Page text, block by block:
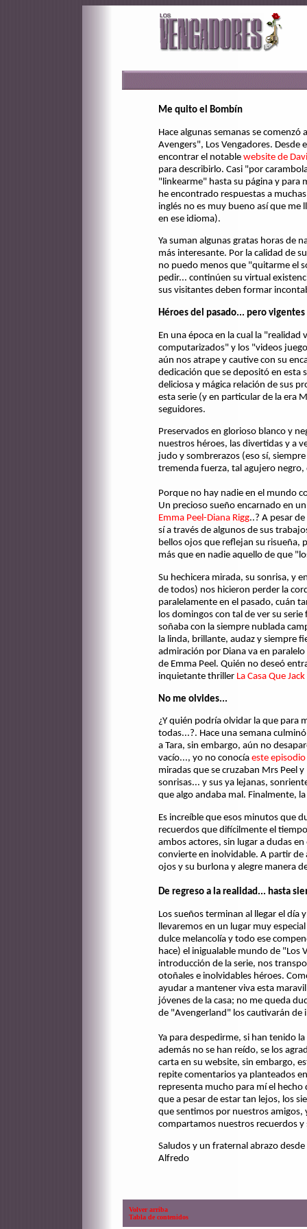
Me quito el Bombín
Hace algunas semanas se
Avengers", Los Vengadores. Desde
encontrar el notable website de
para describirlo. Casi "por
"linkearme" hasta su página y para
he encontrado respuestas a
inglés no es muy bueno así que me
en ese idioma).
Ya suman algunas gratas horas de
más interesante. Por la calidad de
no puedo menos que "quitarme el
pedir... continúen su virtual
sus visitantes deben formar
Héroes del pasado... pero
En una época en la cual la
computarizados" y los "videos
aún nos atrape y cautive con su
dedicación que se depositó en esta
deliciosa y mágica relación de sus
esta serie (y en particular de la era
seguidores.
Preservados en glorioso blanco y
nuestros héroes, las divertidas y a
judo y sombrerazos (eso sí,
tremenda fuerza, tal agujero negro,
Porque no hay nadie en el mundo
Un precioso sueño encarnado en
Emma Peel-Diana Rigg..? A pesar
sí a través de algunos de sus
bellos ojos que reflejan su risueña,
más que en nadie aquello de que
Su hechicera mirada, su sonrisa, y
de todos) nos hicieron perder la
paralelamente en el pasado, cuán
los domingos con tal de ver su
soñaba con la siempre nublada
la linda, brillante, audaz y siempre
admiración por Diana va en
de Emma Peel. Quién no deseó
inquietante thriller La Casa Que
No me olvides...
¿Y quién podría olvidar la que para
todas...?. Hace una semana
a Tara, sin embargo, aún no
vacío..., yo no conocía este episodio
miradas que se cruzaban Mrs Peel
sonrisas... y sus ya lejanas,
que algo andaba mal. Finalmente,
Es increíble que esos minutos que
recuerdos que difícilmente el
ambos actores, sin lugar a dudas
convierte en inolvidable. A partir de
ojos y su burlona y alegre manera
De regreso a la realidad... hasta
Los sueños terminan al llegar el día
llevaremos en un lugar muy
dulce melancolía y todo ese
hace) el inigualable mundo de "Los
introducción de la serie, nos
otoñales e inolvidables héroes.
ayudar a mantener viva esta
jóvenes de la casa; no me queda
de "Avengerland" los cautivarán de
Ya para despedirme, si han tenido
además no se han reído, se los
carta en su website, sin embargo,
repite comentarios ya planteados
representa mucho para mí el
que a pesar de estar tan lejos, los
que sentimos por nuestros amigos,
compartamos nuestros recuerdos
Saludos y un fraternal abrazo desde
Alfredo
Volver arriba
Tabla de contenidos